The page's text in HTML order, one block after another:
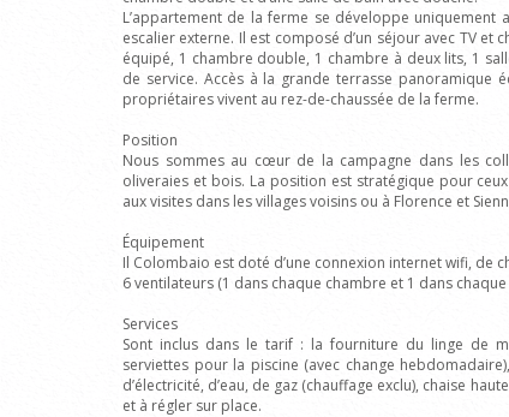
L’appartement de la ferme se développe uniquement
escalier externe. Il est composé d’un séjour avec TV et
équipé, 1 chambre double, 1 chambre à deux lits, 1
de service. Accès à la grande terrasse panoramique
propriétaires vivent au rez-de-chaussée de la ferme.
Position
Nous sommes au cœur de la campagne dans les
oliveraies et bois. La position est stratégique pour
aux visites dans les villages voisins ou à Florence et
Équipement
Il Colombaio est doté d’une connexion internet wifi, de
6 ventilateurs (1 dans chaque chambre et 1 dans
Services
Sont inclus dans le tarif : la fourniture du linge de
serviettes pour la piscine (avec change
d’électricité, d’eau, de gaz (chauffage exclu), chaise
et à régler sur place.